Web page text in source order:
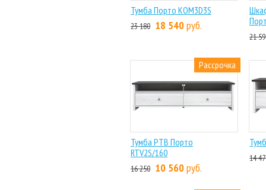
Тумба Порто KOM3D3S
23 180 18 540руб.
21
Рассрочка
Тумба РТВ Порто
RTV2S/160
16 250 10 560руб.
14